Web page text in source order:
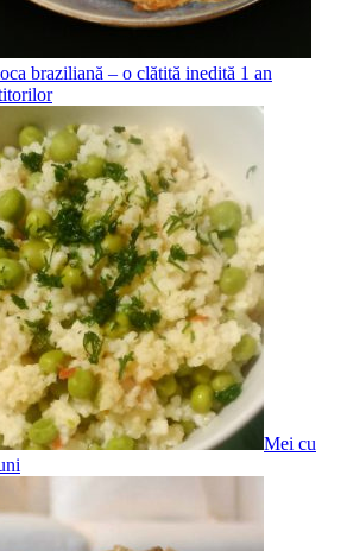
braziliană – o clătită inedită 1 an
Mei cu